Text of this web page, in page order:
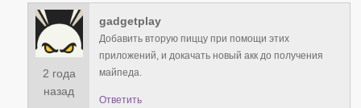
2 года
назад
gadgetplay
Добавить вторую пиццу при помощи этих
приложений, и докачать новый акк до получения
майпеда.
Ответить